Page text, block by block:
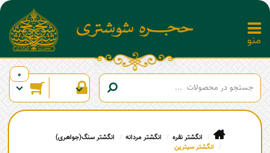
0
انگشتر نقره انگشتر مردانه
انگشتر سنگ(جواهری)
انگشتر سیترین